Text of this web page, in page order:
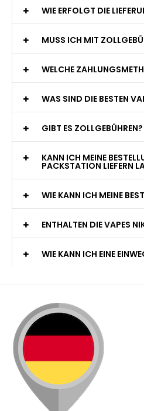
WIE ERFOLGT DIE
MUSS ICH MIT
WELCHE
WAS SIND DIE BESTEN
GIBT ES ZOLLGEBÜHREN?
KANN ICH MEINE
PACKSTATION LIEFERN
WIE KANN ICH MEINE
ENTHALTEN DIE VAPES
WIE KANN ICH EINE